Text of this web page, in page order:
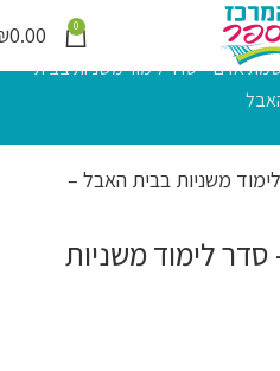
0
0.00
אדם – סדר לימוד משניות בבית
לימוד משניות